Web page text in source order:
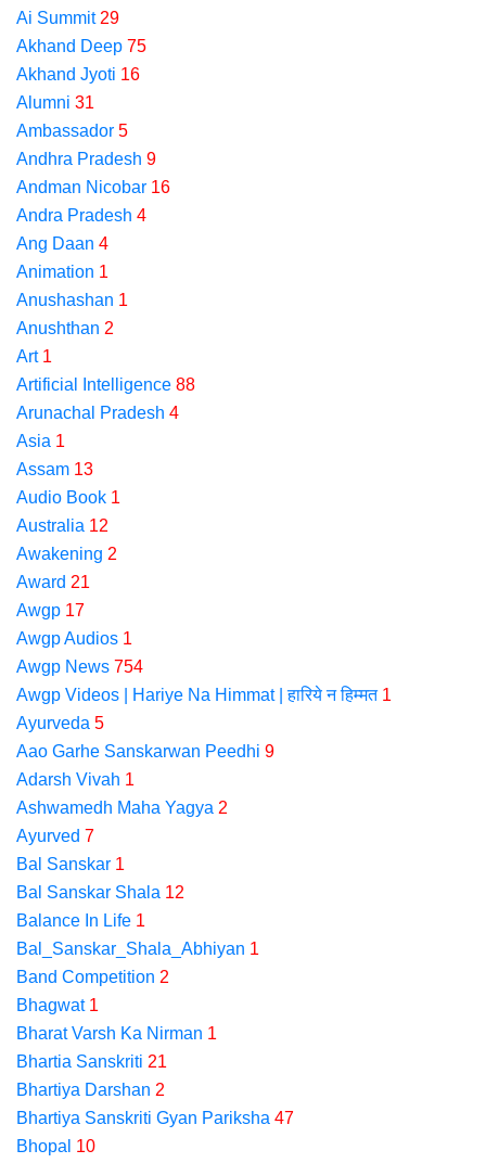
Ai Summit 29
Akhand Deep 75
Akhand Jyoti 16
Alumni 31
Ambassador 5
Andhra Pradesh 9
Andman Nicobar 16
Andra Pradesh 4
Ang Daan 4
Animation 1
Anushashan 1
Anushthan 2
Art 1
Artificial Intelligence 88
Arunachal Pradesh 4
Asia 1
Assam 13
Audio Book 1
Australia 12
Awakening 2
Award 21
Awgp 17
Awgp Audios 1
Awgp News 754
Awgp Videos | Hariye Na Himmat | हारिये न हिम्मत 1
Ayurveda 5
Aao Garhe Sanskarwan Peedhi 9
Adarsh Vivah 1
Ashwamedh Maha Yagya 2
Ayurved 7
Bal Sanskar 1
Bal Sanskar Shala 12
Balance In Life 1
Bal_Sanskar_Shala_Abhiyan 1
Band Competition 2
Bhagwat 1
Bharat Varsh Ka Nirman 1
Bhartia Sanskriti 21
Bhartiya Darshan 2
Bhartiya Sanskriti Gyan Pariksha 47
Bhopal 10